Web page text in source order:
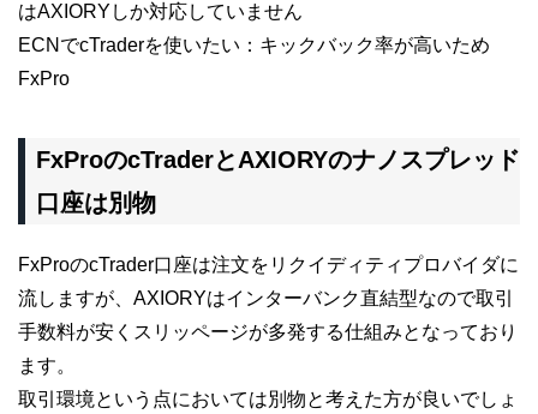
はAXIORYしか対応していません
ECNでcTraderを使いたい：キックバック率が高いため
FxPro
FxProのcTraderとAXIORYのナノスプレッド
口座は別物
FxProのcTrader口座は注文をリクイディティプロバイダに
流しますが、AXIORYはインターバンク直結型なので取引
手数料が安くスリッページが多発する仕組みとなっており
ます。
取引環境という点においては別物と考えた方が良いでしょ